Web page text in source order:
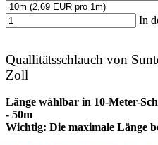
In
Quallitätsschlauch von
Zoll
Länge wählbar in 10-Meter-
- 50m
Wichtig: Die maximale Länge